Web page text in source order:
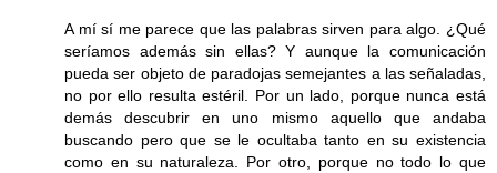
A mí sí me parece que las palabras sirven para algo. ¿Qué
seríamos además sin ellas? Y aunque la comunicación
pueda ser objeto de paradojas semejantes a las señaladas,
no por ello resulta estéril. Por un lado, porque nunca está
demás descubrir en uno mismo aquello que andaba
buscando pero que se le ocultaba tanto en su existencia
como en su naturaleza. Por otro, porque no todo lo que